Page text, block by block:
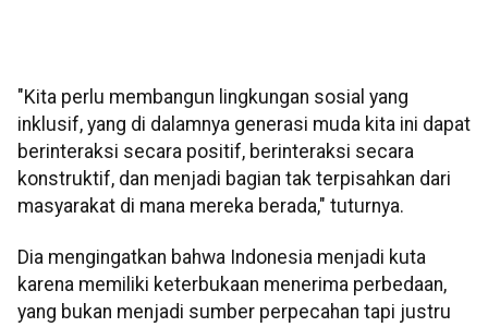
"Kita perlu membangun lingkungan sosial yang
inklusif, yang di dalamnya generasi muda kita ini dapat
berinteraksi secara positif, berinteraksi secara
konstruktif, dan menjadi bagian tak terpisahkan dari
masyarakat di mana mereka berada," tuturnya.
Dia mengingatkan bahwa Indonesia menjadi kuta
karena memiliki keterbukaan menerima perbedaan,
yang bukan menjadi sumber perpecahan tapi justru